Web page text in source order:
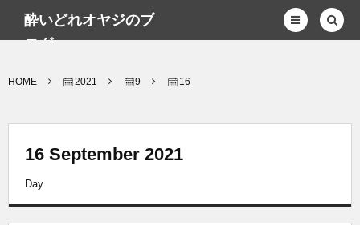
酔いどれオヤジのブ
ログwp
HOME 2021 9 16
16 September 2021
Day